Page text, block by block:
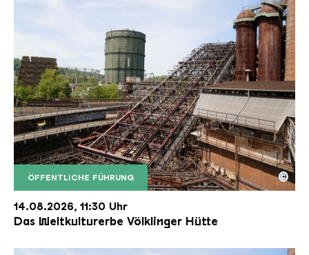
ÖFFENTLICHE FÜHRUNG
Der Erzschrägaufzug der Völklinger Hütte mit
Copyright: Weltkulturerbe Völklinger Hütte | Karl
©
14.08.2026, 11:30 Uhr
Das Weltkulturerbe Völklinger Hütte